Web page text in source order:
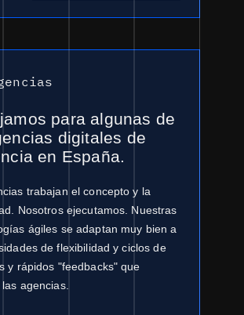
para algunas de
digitales de
en España.
trabajan el concepto y la
Nosotros ejecutamos. Nuestras
ágiles se adaptan muy bien a
de flexibilidad y ciclos de
y rápidos "feedbacks" que
agencias.